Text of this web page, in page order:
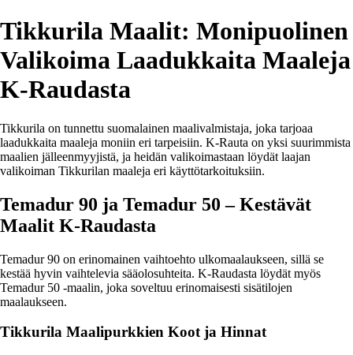
Tikkurila Maalit: Monipuolinen
Valikoima Laadukkaita Maaleja
K-Raudasta
Tikkurila on tunnettu suomalainen maalivalmistaja, joka tarjoaa
laadukkaita maaleja moniin eri tarpeisiin. K-Rauta on yksi suurimmista
maalien jälleenmyyjistä, ja heidän valikoimastaan löydät laajan
valikoiman Tikkurilan maaleja eri käyttötarkoituksiin.
Temadur 90 ja Temadur 50 – Kestävät
Maalit K-Raudasta
Temadur 90 on erinomainen vaihtoehto ulkomaalaukseen, sillä se
kestää hyvin vaihtelevia sääolosuhteita. K-Raudasta löydät myös
Temadur 50 -maalin, joka soveltuu erinomaisesti sisätilojen
maalaukseen.
Tikkurila Maalipurkkien Koot ja Hinnat